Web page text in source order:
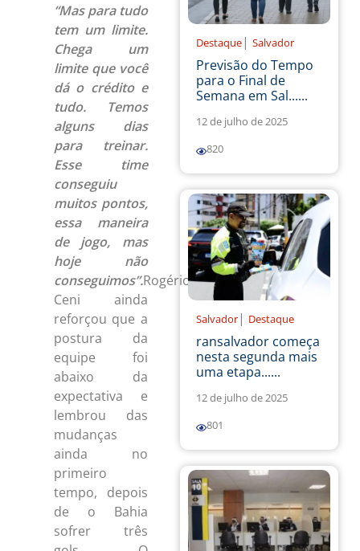
“Mas para tudo
tem um limite.
Chega um
limite que você
dá o crédito e
tudo. Temos
alguns dias
para treinar.
Esse time
conseguiu
muitos pontos,
essa maneira
de jogo, mas
hoje não
conseguimos”.Rogério
Ceni ainda
reforçou que a
postura da
equipe foi
abaixo da
expectativa e
lembrou das
mudanças
ainda no
primeiro
tempo, depois
de o Bahia
sofrer três
Destaque | Salvador
Previsão do Tempo
para o Final de
Semana em Sal......
12 de julho de 2025
820
Salvador | Destaque
ransalvador começa
nesta segunda mais
uma etapa......
12 de julho de 2025
801